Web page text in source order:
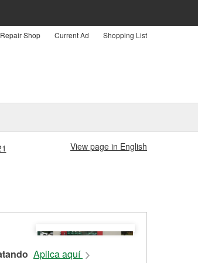
Shop Current Ad Shopping List
View page in English
Aplica aquí